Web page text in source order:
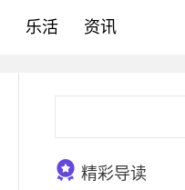
乐活 资讯
精彩导读